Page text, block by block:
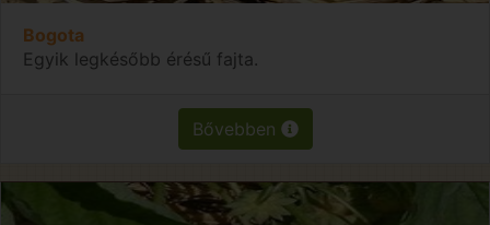
Bogota
Egyik legkésőbb érésű fajta.
Bővebben